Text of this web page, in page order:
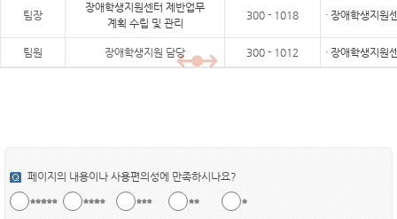
팀장
장애학생지원센터 제반업무
계획 수립 및 관리
300 - 1018 · 장애학생지원
팀원 장애학생지원 담당 300 - 1012 · 장애학생지원
페이지의 내용이나 사용편의성에 만족하시나요?